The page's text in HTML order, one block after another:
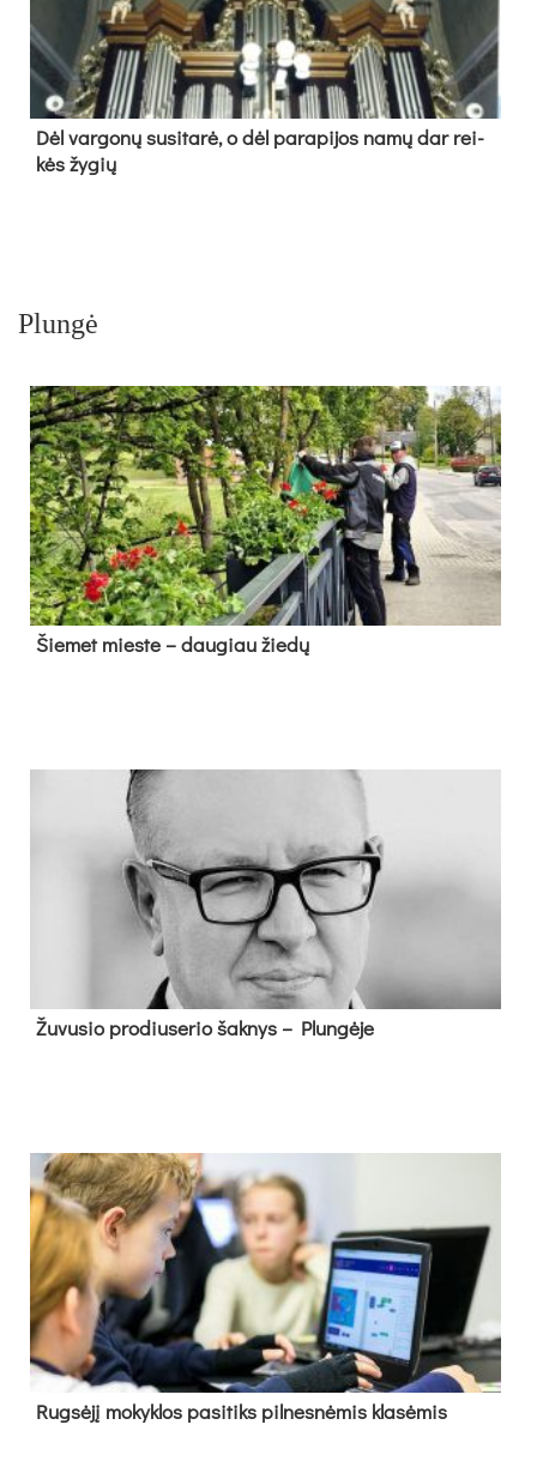
Dėl var­go­nų su­si­ta­rė, o dėl pa­ra­pi­jos na­mų dar rei­
kės žy­gių
Plungė
Šie­met mies­te – dau­giau žie­dų
Žu­vu­sio pro­diu­se­rio šak­nys – Plun­gė­je
Rug­sė­jį mo­kyk­los pa­si­tiks pil­nes­nė­mis kla­sė­mis